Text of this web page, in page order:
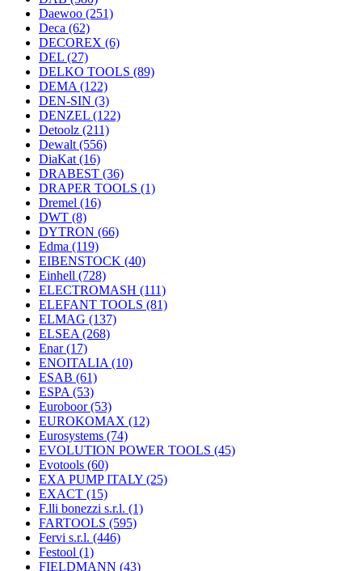
Daewoo (251)
Deca (62)
DECOREX (6)
DEL (27)
DELKO TOOLS (89)
DEMA (122)
DEN-SIN (3)
DENZEL (122)
Detoolz (211)
Dewalt (556)
DiaKat (16)
DRABEST (36)
DRAPER TOOLS (1)
Dremel (16)
DWT (8)
DYTRON (66)
Edma (119)
EIBENSTOCK (40)
Einhell (728)
ELECTROMASH (111)
ELEFANT TOOLS (81)
ELMAG (137)
ELSEA (268)
Enar(17)
ENOITALIA (10)
ESAB (61)
ESPA (53)
Euroboor(53)
EUROKOMAX (12)
Eurosystems (74)
EVOLUTION POWER TOOLS (45)
Evotools (60)
EXA PUMP ITALY (25)
EXACT (15)
F.lli bonezzi s.r.l. (1)
FARTOOLS (595)
Fervi s.r.l. (446)
Festool (1)
FIELDMANN (43)